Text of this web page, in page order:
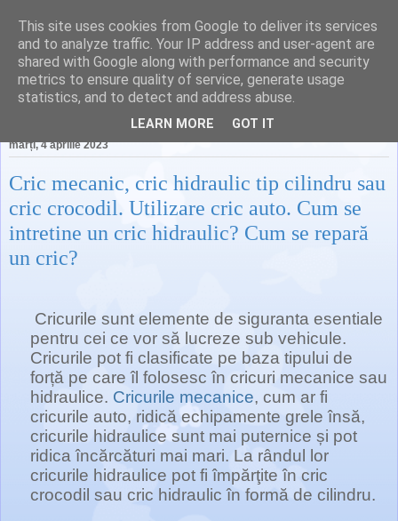
darexia.ro
marți, 4 aprilie 2023
Cric mecanic, cric hidraulic tip cilindru sau
cric crocodil. Utilizare cric auto. Cum se
intretine un cric hidraulic? Cum se repară
un cric?
Cricurile sunt elemente de siguranta esentiale
pentru cei ce vor să lucreze sub vehicule.
Cricurile pot fi clasificate pe baza tipului de
forță pe care îl folosesc în cricuri mecanice sau
hidraulice. Cricurile mecanice, cum ar fi
cricurile auto, ridică echipamente grele însă,
cricurile hidraulice sunt mai puternice și pot
ridica încărcături mai mari. La rândul lor
cricurile hidraulice pot fi împărţite în cric
crocodil sau cric hidraulic în formă de cilindru.
This site uses cookies from Google to deliver its services
and to analyze traffic. Your IP address and user-agent are
shared with Google along with performance and security
metrics to ensure quality of service, generate usage
statistics, and to detect and address abuse.
LEARN MORE GOT IT